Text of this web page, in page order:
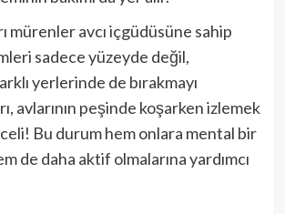
mürenler avcı içgüdüsüne sahip
sadece yüzeyde değil,
yerlerinde de bırakmayı
avlarının peşinde koşarken izlemek
Bu durum hem onlara mental bir
de daha aktif olmalarına yardımcı